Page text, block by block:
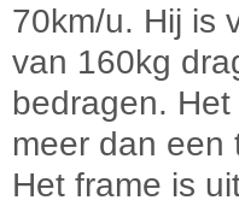
70km/u. Hij is
van 160kg
bedragen.
meer dan een
Het frame is